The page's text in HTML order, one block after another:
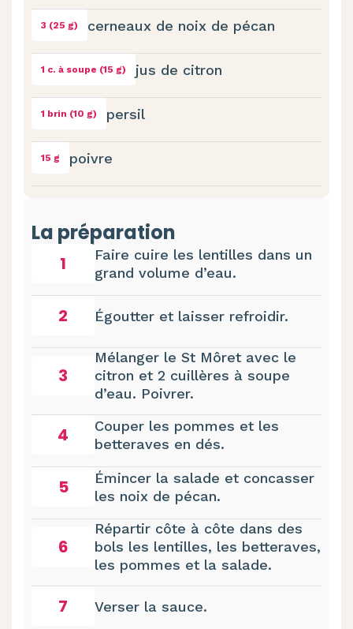
3 (25 g) cerneaux de noix de pécan
1 c. à soupe (15 g) jus de citron
1 brin (10 g) persil
15 g poivre
La préparation
1
Faire cuire les lentilles dans un
grand volume d’eau.
2 Égoutter et laisser refroidir.
3
Mélanger le St Môret avec le
citron et 2 cuillères à soupe
d’eau. Poivrer.
4
Couper les pommes et les
betteraves en dés.
5
Émincer la salade et concasser
les noix de pécan.
6
Répartir côte à côte dans des
bols les lentilles, les betteraves,
les pommes et la salade.
7 Verser la sauce.